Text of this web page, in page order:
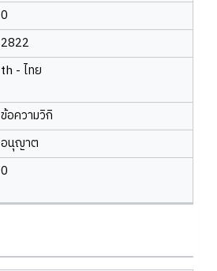
0
2822
th - ไทย
ข้อความวิกิ
อนุญาต
0